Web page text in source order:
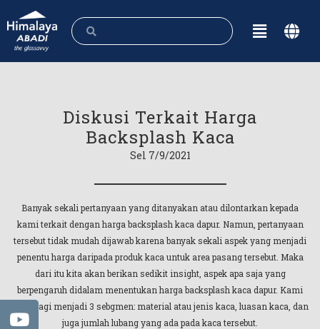
Diskusi Terkait Harga
Backsplash Kaca
Sel 7/9/2021
Banyak sekali pertanyaan yang ditanyakan atau dilontarkan kepada
kami terkait dengan harga backsplash kaca dapur. Namun, pertanyaan
tersebut tidak mudah dijawab karena banyak sekali aspek yang menjadi
penentu harga daripada produk kaca untuk area pasang tersebut. Maka
dari itu kita akan berikan sedikit insight, aspek apa saja yang
berpengaruh didalam menentukan harga backsplash kaca dapur. Kami
akan bagi menjadi 3 sebgmen: material atau jenis kaca, luasan kaca, dan
juga jumlah lubang yang ada pada kaca tersebut.